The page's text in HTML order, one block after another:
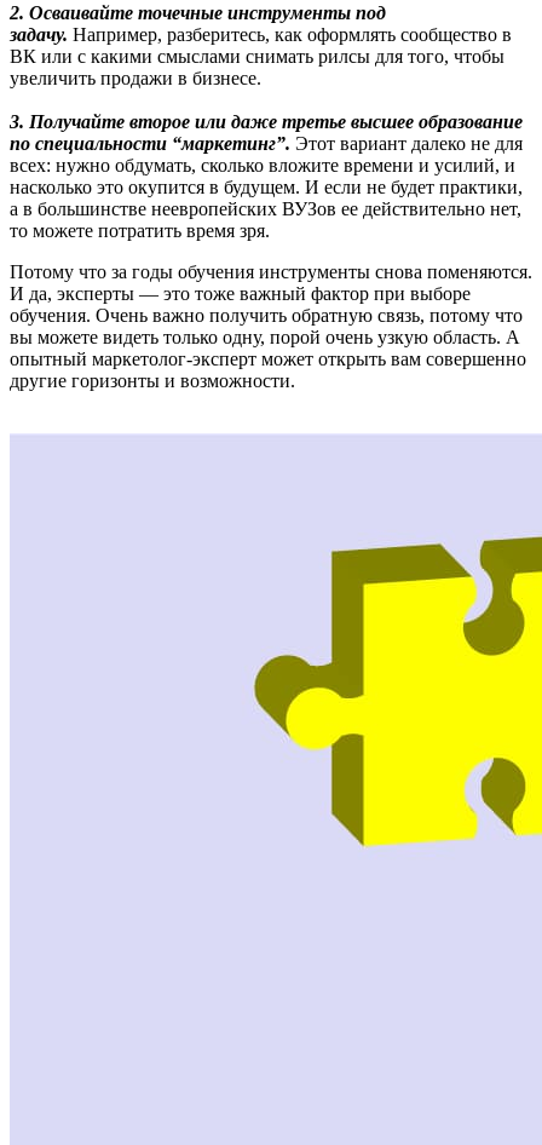
2. Осваивайте точечные инструменты под
задачу. Например, разберитесь, как оформлять сообщество в
ВК или с какими смыслами снимать рилсы для того, чтобы
увеличить продажи в бизнесе.
3. Получайте второе или даже третье высшее образование
по специальности “маркетинг”. Этот вариант далеко не для
всех: нужно обдумать, сколько вложите времени и усилий, и
насколько это окупится в будущем. И если не будет практики,
а в большинстве неевропейских ВУЗов ее действительно нет,
то можете потратить время зря.
Потому что за годы обучения инструменты снова поменяются.
И да, эксперты — это тоже важный фактор при выборе
обучения. Очень важно получить обратную связь, потому что
вы можете видеть только одну, порой очень узкую область. А
опытный маркетолог-эксперт может открыть вам совершенно
другие горизонты и возможности.